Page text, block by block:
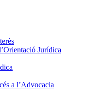
Jurídica
a l’Advocacia